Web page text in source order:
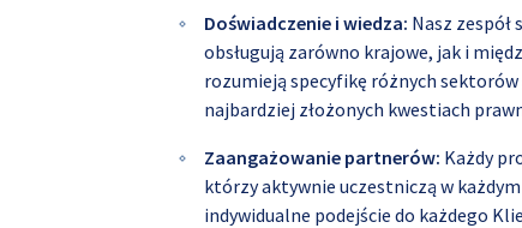
Doświadczenie i wiedza: Nasz zespół
obsługują zarówno krajowe, jak i
rozumieją specyfikę różnych
najbardziej złożonych kwestiach
Zaangażowanie partnerów: Każdy
którzy aktywnie uczestniczą w
indywidualne podejście do każdego